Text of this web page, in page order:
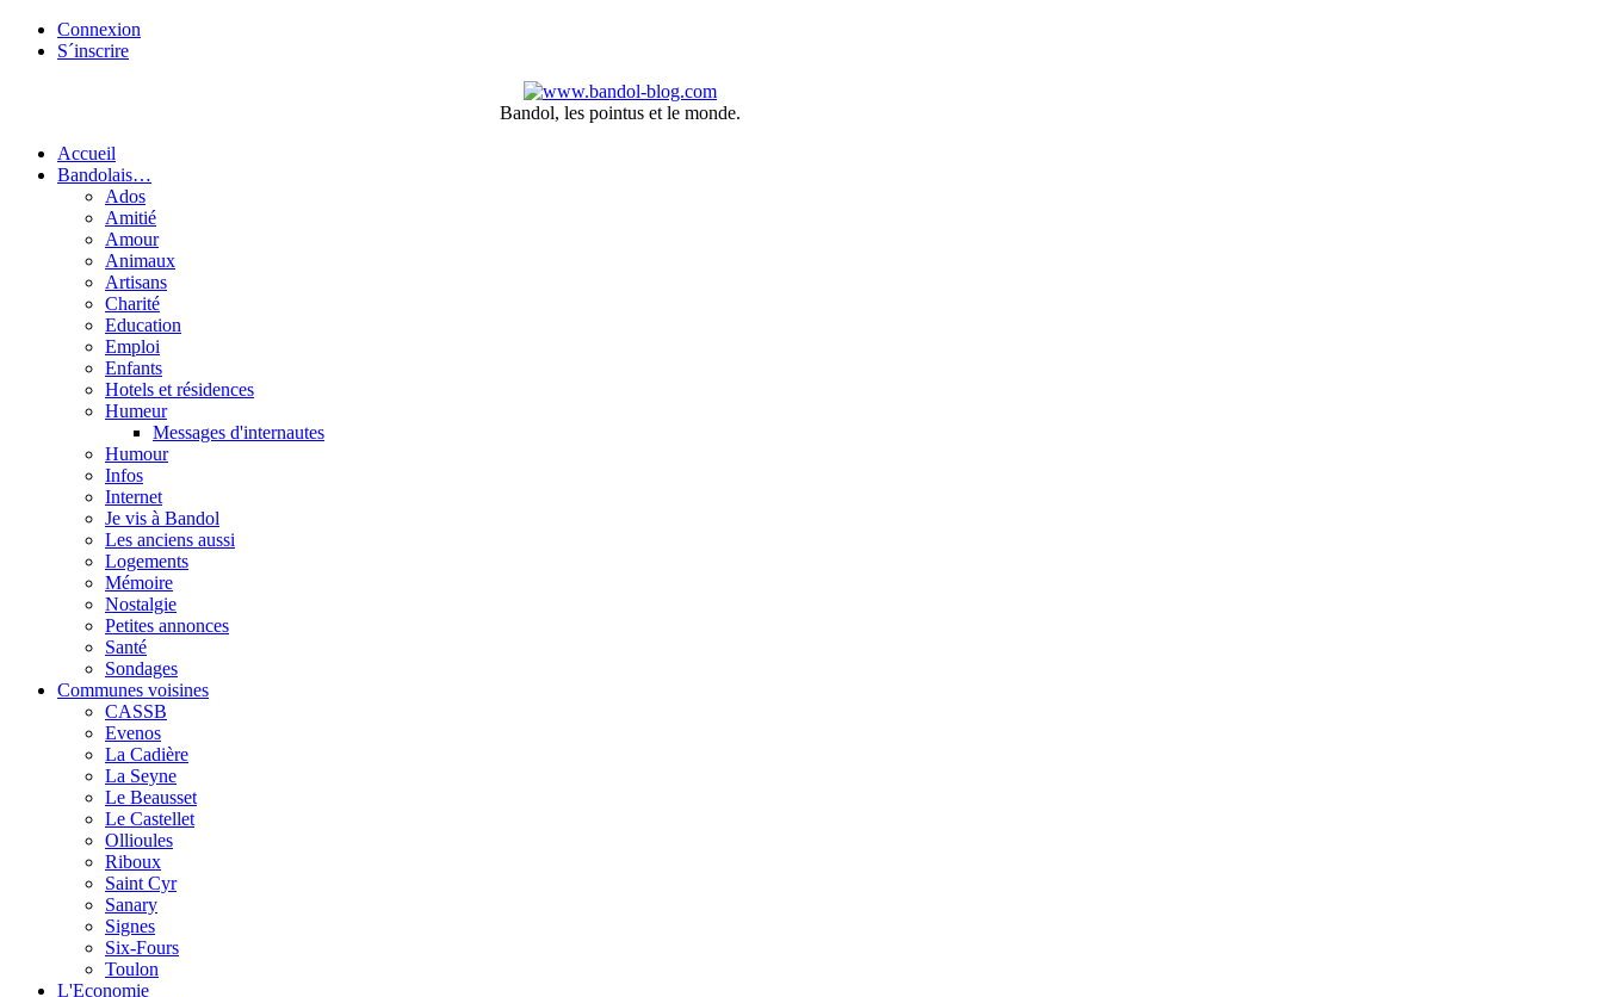
Connexion
S´inscrire
Bandol, les pointus et le monde.
Accueil
Bandolais…
Ados
Amitié
Amour
Animaux
Artisans
Charité
Education
Emploi
Enfants
Hotels et résidences
Humeur
Messages d'internautes
Humour
Infos
Internet
Je vis à Bandol
Les anciens aussi
Logements
Mémoire
Nostalgie
Petites annonces
Santé
Sondages
Communes voisines
CASSB
Evenos
La Cadière
La Seyne
Le Beausset
Le Castellet
Ollioules
Riboux
Saint Cyr
Sanary
Signes
Six-Fours
Toulon
L'Economie